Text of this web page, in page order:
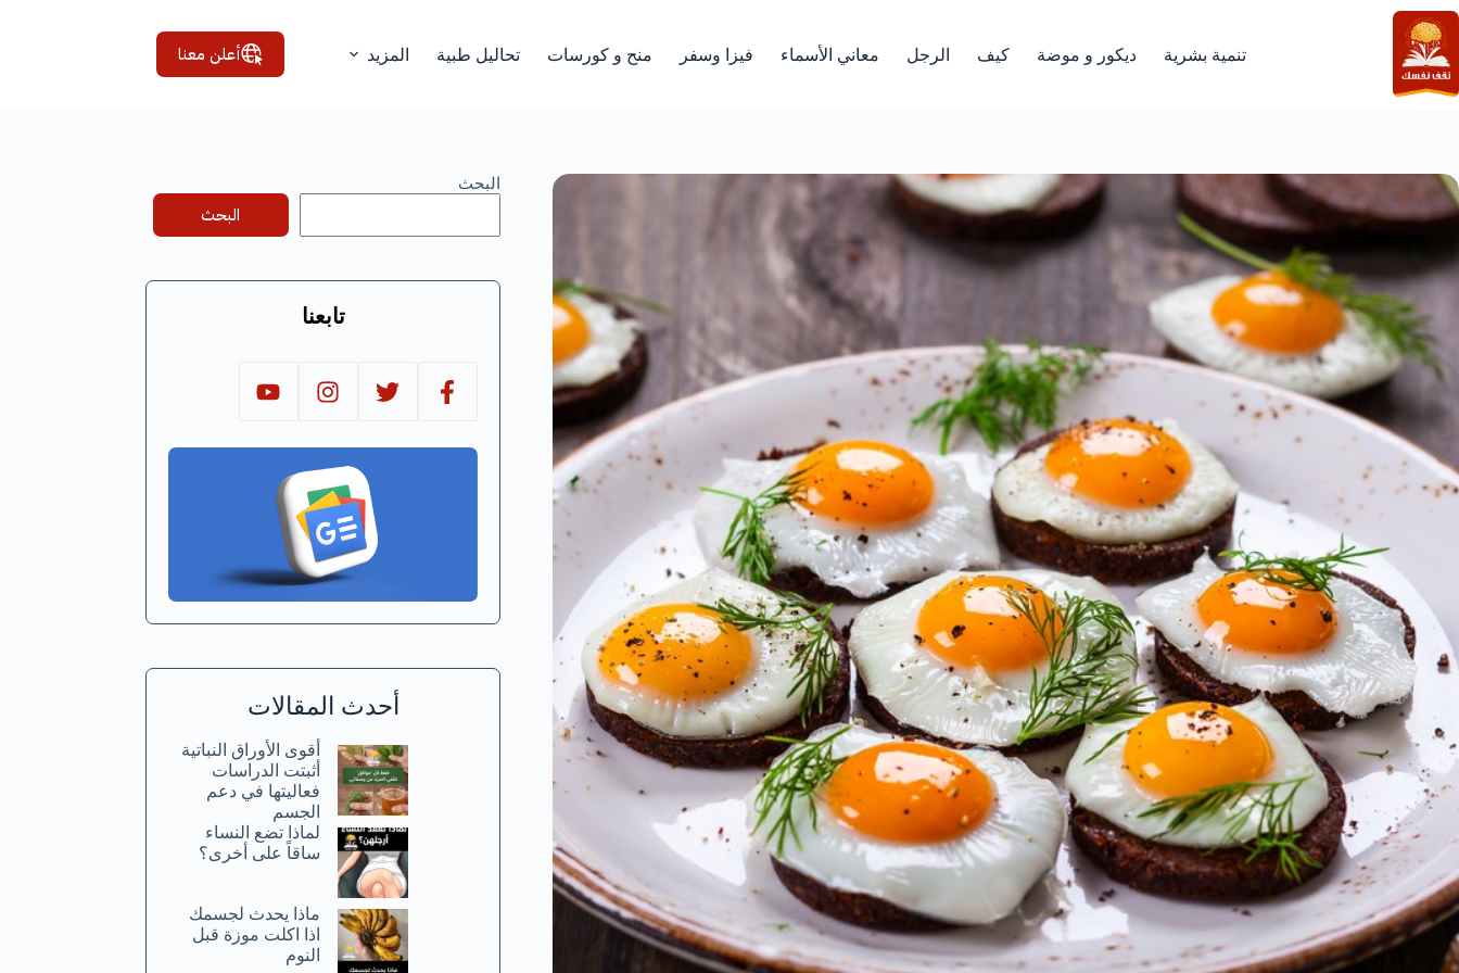
التجاوز
إلى
المحتوى
تنمية بشرية ديكور و موضة كيف الرجل معاني الأسماء فيزا وسفر منح و كورسات تحاليل طبية المزيد أعلن معنا
البحث
البحث
تابعنا
أحدث المقالات
أقوى الأوراق النباتية
أثبتت الدراسات
فعاليتها في دعم
الجسم
لماذا تضع النساء
ساقاً على أخرى؟
ماذا يحدث لجسمك
اذا اكلت موزة قبل
النوم